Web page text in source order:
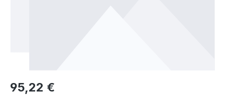
Regulärer Preis:
95,22 €